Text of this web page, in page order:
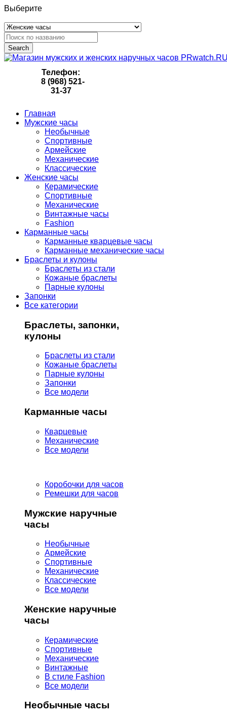
Выберите
Search
Телефон:
8 (968) 521-
31-37
Главная
Мужские часы
Необычные
Спортивные
Армейские
Механические
Классические
Женские часы
Керамические
Спортивные
Механические
Винтажные часы
Fashion
Карманные часы
Карманные кварцевые часы
Карманные механические часы
Браслеты и кулоны
Браслеты из стали
Кожаные браслеты
Парные кулоны
Запонки
Все категории
Браслеты, запонки,
кулоны
Браслеты из стали
Кожаные браслеты
Парные кулоны
Запонки
Все модели
Карманные часы
Кварцевые
Механические
Все модели
Коробочки для часов
Ремешки для часов
Мужские наручные
часы
Необычные
Армейские
Спортивные
Механические
Классические
Все модели
Женские наручные
часы
Керамические
Спортивные
Механические
Винтажные
В стиле Fashion
Все модели
Необычные часы